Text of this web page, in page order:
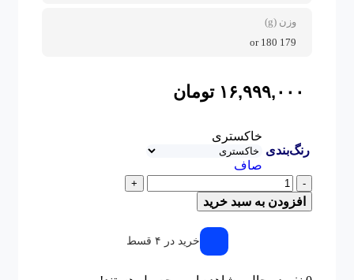
وزن (g)
179 or 180
۱۶,۹۹۹,۰۰۰ تومان
رنگ‌بندی
خاکستری
صاف
-
+
افزودن به سبد خرید
خرید در ۴ قسط